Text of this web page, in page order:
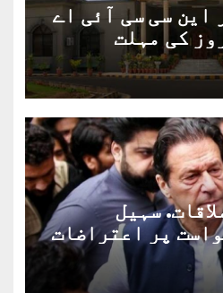
این سی سی آئی اے
سہیل
پر اعتراضات